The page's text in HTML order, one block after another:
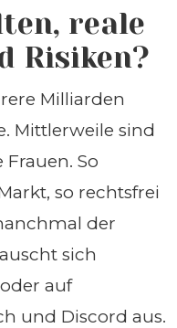
reale
Risiken?
Milliarden
Mittlerweile sind
So
so rechtsfrei
der
sich
auf
und Discord aus.